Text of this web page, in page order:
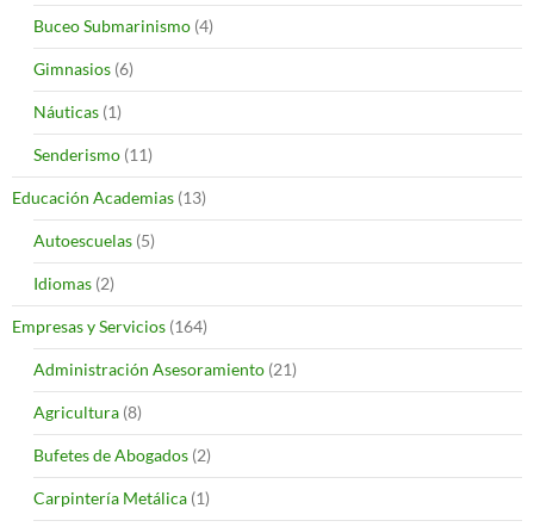
Buceo Submarinismo (4)
Gimnasios (6)
Náuticas (1)
Senderismo (11)
Educación Academias (13)
Autoescuelas (5)
Idiomas (2)
Empresas y Servicios (164)
Administración Asesoramiento (21)
Agricultura (8)
Bufetes de Abogados (2)
Carpintería Metálica (1)